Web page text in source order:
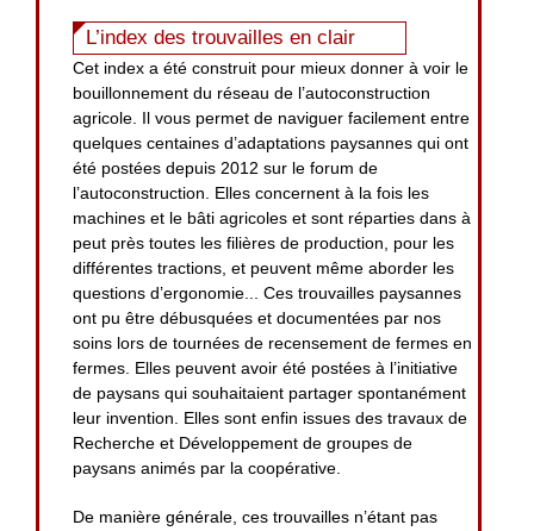
L’index des trouvailles en clair
Cet index a été construit pour mieux donner à voir le
bouillonnement du réseau de l’autoconstruction
agricole. Il vous permet de naviguer facilement entre
quelques centaines d’adaptations paysannes qui ont
été postées depuis 2012 sur le forum de
l’autoconstruction. Elles concernent à la fois les
machines et le bâti agricoles et sont réparties dans à
peut près toutes les filières de production, pour les
différentes tractions, et peuvent même aborder les
questions d’ergonomie... Ces trouvailles paysannes
ont pu être débusquées et documentées par nos
soins lors de tournées de recensement de fermes en
fermes. Elles peuvent avoir été postées à l’initiative
de paysans qui souhaitaient partager spontanément
leur invention. Elles sont enfin issues des travaux de
Recherche et Développement de groupes de
paysans animés par la coopérative.
De manière générale, ces trouvailles n’étant pas